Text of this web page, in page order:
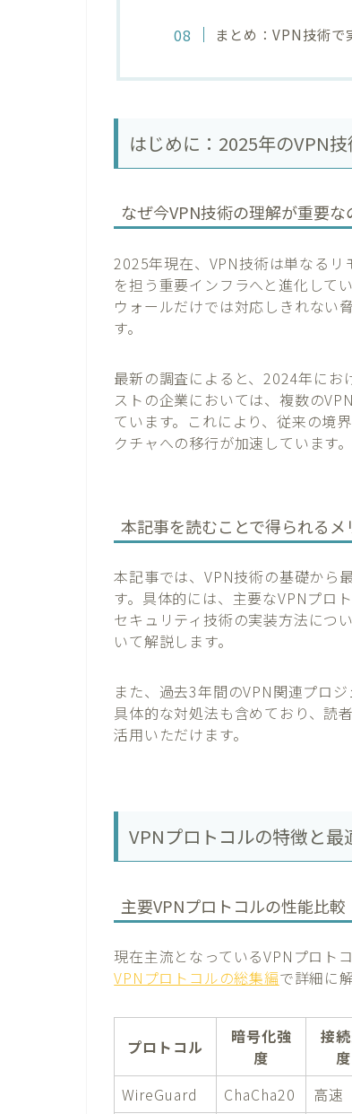
まとめ：VPN技術
はじめに：2025年のVPN
なぜ今VPN技術の理解が重要な
2025年現在、VPN技術は単なる
を担う重要インフラへと進化して
ウォールだけでは対応しきれない
す。
最新の調査によると、2024年に
ストの企業においては、複数の
ています。これにより、従来の境
クチャへの移行が加速しています。
本記事を読むことで得られるメ
本記事では、VPN技術の基礎から
す。具体的には、主要なVPNプロ
セキュリティ技術の実装方法につ
いて解説します。
また、過去3年間のVPN関連プロ
具体的な対処法も含めており、読
活用いただけます。
VPNプロトコルの特徴と最
主要VPNプロトコルの性能比較
現在主流となっているVPNプロト
VPNプロトコルの総集編で詳細に
プロトコル
暗号化強
度
接
度
WireGuard ChaCha20 高速